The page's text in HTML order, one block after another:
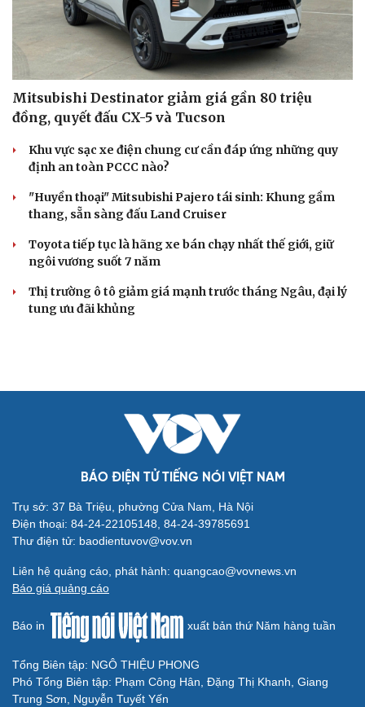
Cải chính
Mitsubishi Destinator giảm giá gần 80 triệu
đồng, quyết đấu CX-5 và Tucson
Khu vực sạc xe điện chung cư cần đáp ứng những quy
định an toàn PCCC nào?
"Huyền thoại" Mitsubishi Pajero tái sinh: Khung gầm
thang, sẵn sàng đấu Land Cruiser
Toyota tiếp tục là hãng xe bán chạy nhất thế giới, giữ
ngôi vương suốt 7 năm
Thị trường ô tô giảm giá mạnh trước tháng Ngâu, đại lý
tung ưu đãi khủng
BÁO ĐIỆN TỬ TIẾNG NÓI VIỆT NAM
Trụ sở: 37 Bà Triệu, phường Cửa Nam, Hà Nội
Điện thoại: 84-24-22105148, 84-24-39785691
Thư điện tử: baodientuvov@vov.vn
Liên hệ quảng cáo, phát hành: quangcao@vovnews.vn
Báo giá quảng cáo
Báo in xuất bản thứ Năm hàng tuần
Tổng Biên tập: NGÔ THIỆU PHONG
Phó Tổng Biên tập: Phạm Công Hân, Đặng Thị Khanh, Giang
Trung Sơn, Nguyễn Tuyết Yến